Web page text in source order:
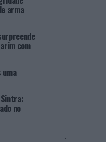
Florestais da
propagação de
tráfico de
arma
com
uma
Sintra:
no